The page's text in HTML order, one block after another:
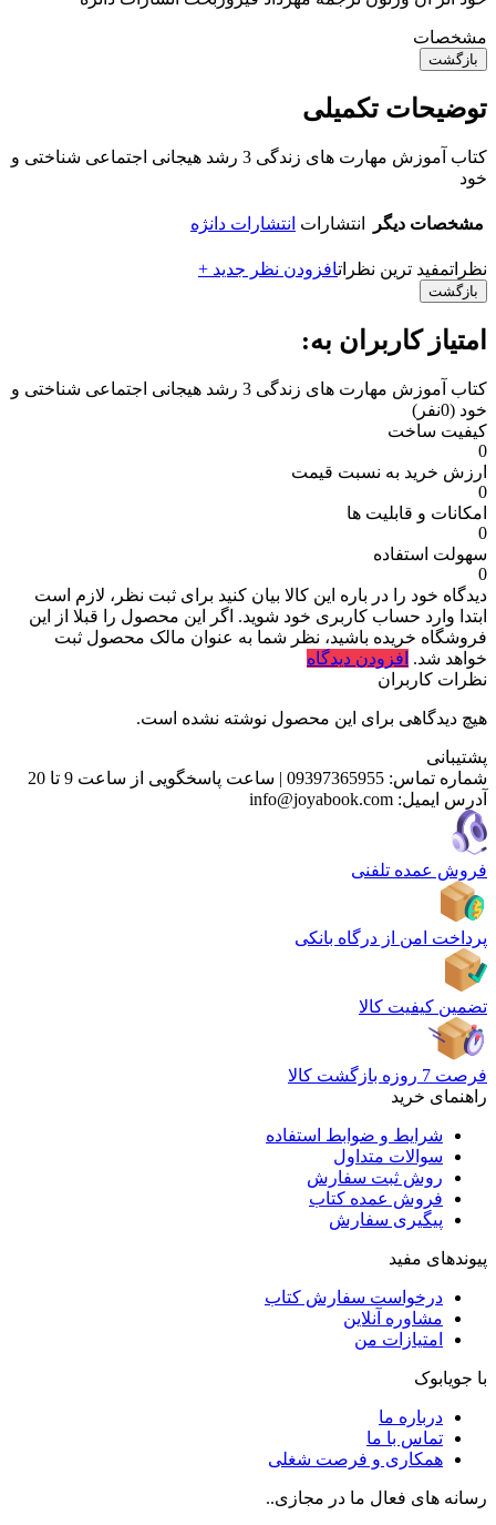
مشخصات
بازگشت
توضیحات تکمیلی
کتاب آموزش مهارت های زندگی 3 رشد هیجانی اجتماعی شناختی و
خود
مشخصات دیگر انتشارات انتشارات دانژه
نظراتمفید ترین نظراتافزودن نظر جدید +
بازگشت
امتیاز کاربران به:
کتاب آموزش مهارت های زندگی 3 رشد هیجانی اجتماعی شناختی و
خود (0نفر)
کیفیت ساخت
0
ارزش خرید به نسبت قیمت
0
امکانات و قابلیت ها
0
سهولت استفاده
0
دیدگاه خود را در باره این کالا بیان کنید برای ثبت نظر، لازم است
ابتدا وارد حساب کاربری خود شوید. اگر این محصول را قبلا از این
فروشگاه خریده باشید، نظر شما به عنوان مالک محصول ثبت
خواهد شد. افزودن دیدگاه
نظرات کاربران
هیچ دیدگاهی برای این محصول نوشته نشده است.
پشتیبانی
شماره تماس: 09397365955
| ساعت پاسخگویی از ساعت 9 تا 20
آدرس ایمیل: info@joyabook.com
فروش عمده تلفنی
پرداخت امن از درگاه بانکی
تضمین کیفیت کالا
فرصت 7 روزه بازگشت کالا
راهنمای خرید
شرایط و ضوابط استفاده
سوالات متداول
روش ثبت سفارش
فروش عمده کتاب
پیگیری سفارش
پیوندهای مفید
درخواست سفارش کتاب
مشاوره آنلاین
امتیازات من
با جویابوک
درباره ما
تماس با ما
همکاری و فرصت شغلی
رسانه های فعال ما در مجازی..